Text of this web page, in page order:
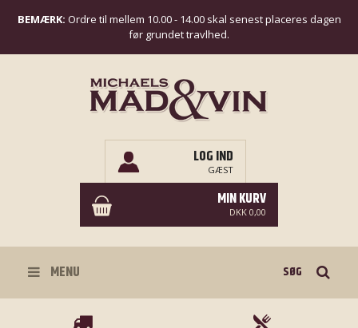
BEMÆRK: Ordre til mellem 10.00 - 14.00 skal senest placeres dagen
før grundet travlhed.
LOG IND
GÆST
MIN KURV
DKK 0,00
MENU